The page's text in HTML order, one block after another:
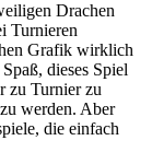
Drachen
Turnieren
Grafik wirklich
dieses Spiel
zu Turnier zu
werden. Aber
die einfach